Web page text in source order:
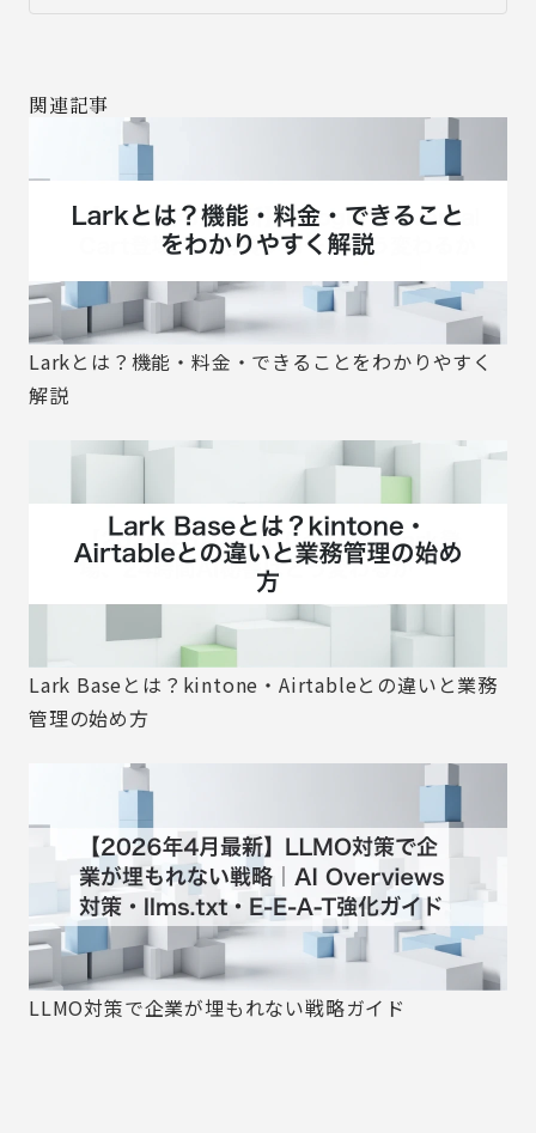
関連記事
Larkとは？機能・料金・できることをわかりやすく
解説
Lark Baseとは？kintone・Airtableとの違いと業務
管理の始め方
LLMO対策で企業が埋もれない戦略ガイド